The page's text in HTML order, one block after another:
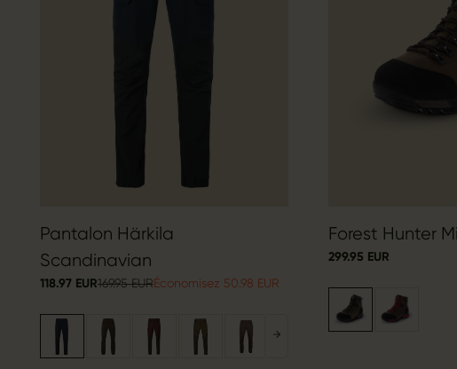
Pantalon Härkila
Scandinavian
118.97 EUR169.95 EURÉconomisez 50.98 EUR
Forest Hunter
299.95 EUR